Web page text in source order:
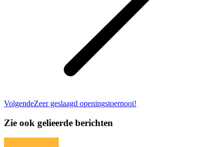
VolgendeVolgend
Zeer geslaagd openingstoernooi!
Zie ook gelieerde berichten